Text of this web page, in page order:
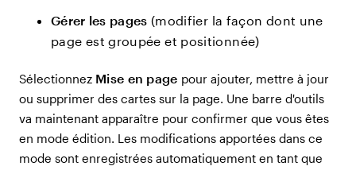
Gérer les pages (modifier la façon dont une
page est groupée et positionnée)
Sélectionnez Mise en page pour ajouter, mettre à jour
ou supprimer des cartes sur la page. Une barre d'outils
va maintenant apparaître pour confirmer que vous êtes
en mode édition. Les modifications apportées dans ce
mode sont enregistrées automatiquement en tant que